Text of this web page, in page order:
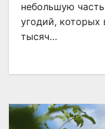
небольшую
угодий, которых
тысяч…